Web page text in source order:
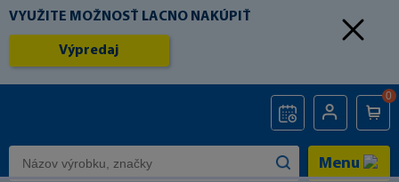
VYUŽITE MOŽNOSŤ LACNO NAKÚPIŤ
Výpredaj
0
Menu